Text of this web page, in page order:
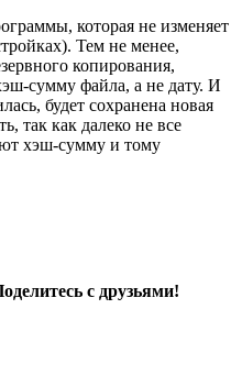
которая не изменяет
Тем не менее,
копирования,
сумму файла, а не дату. И
будет сохранена новая
так как далеко не все
хэш-сумму и тому
с друзьями!